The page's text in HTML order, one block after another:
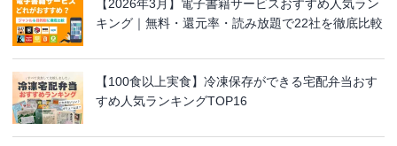
【2026年3月】電子書籍サービスおすすめ人気ラン
キング｜無料・還元率・読み放題で22社を徹底比較
【100食以上実食】冷凍保存ができる宅配弁当おす
すめ人気ランキングTOP16